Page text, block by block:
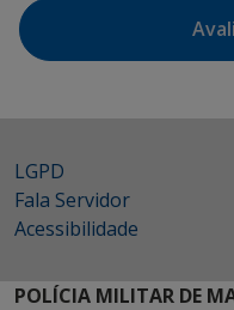
LGPD
Fala Servidor
Acessibilidade
POLÍCIA MILITAR DE